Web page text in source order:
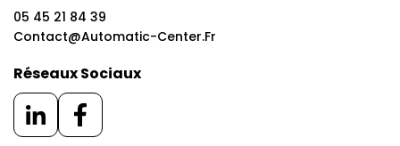
05 45 21 84 39
Contact@automatic-Center.fr
Réseaux Sociaux